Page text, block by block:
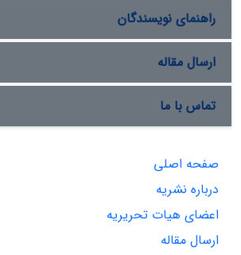
راهنمای نویسندگان
ارسال مقاله
تماس با ما
صفحه اصلی
درباره نشریه
اعضای هیات تحریریه
ارسال مقاله